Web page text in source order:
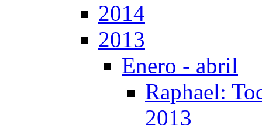
2014
2013
Enero - abril
Raphael:
2013